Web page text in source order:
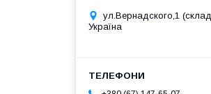
ул.Вернадского,1
Україна